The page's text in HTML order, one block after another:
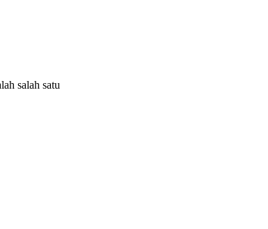
salah satu